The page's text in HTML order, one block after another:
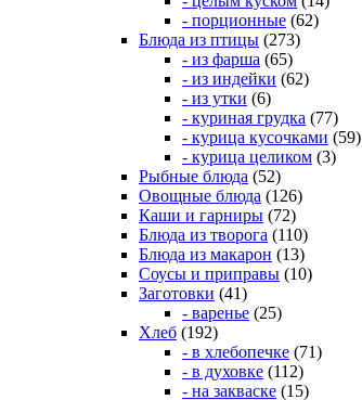
- порционные (62)
Блюда из птицы (273)
- из фарша (65)
- из индейки (62)
- из утки (6)
- куриная грудка (77)
- курица кусочками (59)
- курица целиком (3)
Рыбные блюда (52)
Овощные блюда (126)
Каши и гарниры (72)
Блюда из творога (110)
Блюда из макарон (13)
Соусы и приправы (10)
Заготовки (41)
- варенье (25)
Хлеб (192)
- в хлебопечке (71)
- в духовке (112)
- на закваске (15)